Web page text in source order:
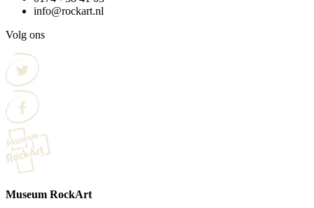
info@rockart.nl
Volg ons
Museum RockArt